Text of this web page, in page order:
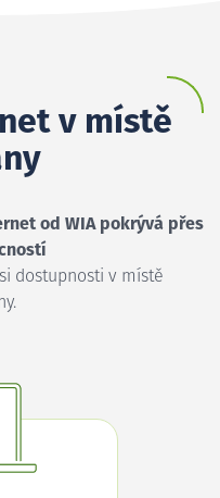
v místě
od WIA pokrývá přes
dostupnosti v místě